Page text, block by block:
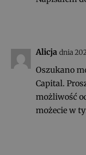
Alicja dnia
Oszukano
Capital.
możliwość
możecie w